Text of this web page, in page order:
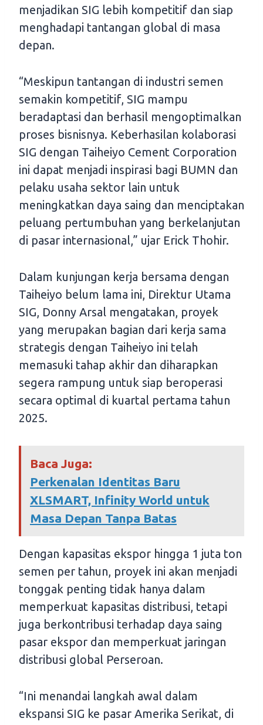
menjadikan SIG lebih kompetitif dan siap
menghadapi tantangan global di masa
depan.
“Meskipun tantangan di industri semen
semakin kompetitif, SIG mampu
beradaptasi dan berhasil mengoptimalkan
proses bisnisnya. Keberhasilan kolaborasi
SIG dengan Taiheiyo Cement Corporation
ini dapat menjadi inspirasi bagi BUMN dan
pelaku usaha sektor lain untuk
meningkatkan daya saing dan menciptakan
peluang pertumbuhan yang berkelanjutan
di pasar internasional,” ujar Erick Thohir.
Dalam kunjungan kerja bersama dengan
Taiheiyo belum lama ini, Direktur Utama
SIG, Donny Arsal mengatakan, proyek
yang merupakan bagian dari kerja sama
strategis dengan Taiheiyo ini telah
memasuki tahap akhir dan diharapkan
segera rampung untuk siap beroperasi
secara optimal di kuartal pertama tahun
2025.
Baca Juga:
Perkenalan Identitas Baru
XLSMART, Infinity World untuk
Masa Depan Tanpa Batas
Dengan kapasitas ekspor hingga 1 juta ton
semen per tahun, proyek ini akan menjadi
tonggak penting tidak hanya dalam
memperkuat kapasitas distribusi, tetapi
juga berkontribusi terhadap daya saing
pasar ekspor dan memperkuat jaringan
distribusi global Perseroan.
“Ini menandai langkah awal dalam
ekspansi SIG ke pasar Amerika Serikat, di